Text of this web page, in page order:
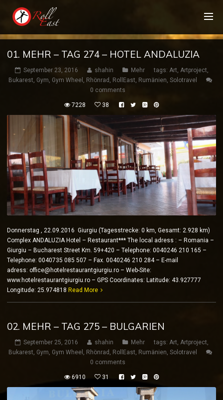
01. MEHR – TAG 274 – HOTEL ANDALUZIA
September 23, 2016 shahin Mehr tags: Art, Artproject,
Bukarest, Gym, Gym Wheel , Rhönrad , RollEast, Rumänien, Solotravel
0 comments
7228 38
Donnerstag , 22.09.2016 Giurgiu (Tagesstrecke: 0 km, Gesamt: 2.928 km)
Complex ANDALUZIA Hotel – Restaurant*** The local adress : – Romania –
Giurgiu – Bucharest Street Km. 59+420 – Telephone: 0040246 210 165 –
Telephone: 0040735 085 507 – Fax. 0040246 210 284 – E-mail
adress: office@hotelrestaurantgiurgiu.ro – Web-Site:
www.hotelrestaurantgiurgiu.ro – GPS Coordinates: Latitude: 43.927777
Longitude: 25.974818 Read More
02. MEHR – TAG 275 – BULGARIEN
September 25, 2016 shahin Mehr tags: Art, Artproject,
Bukarest, Gym, Gym Wheel , Rhönrad , RollEast, Rumänien, Solotravel
0 comments
6910 31